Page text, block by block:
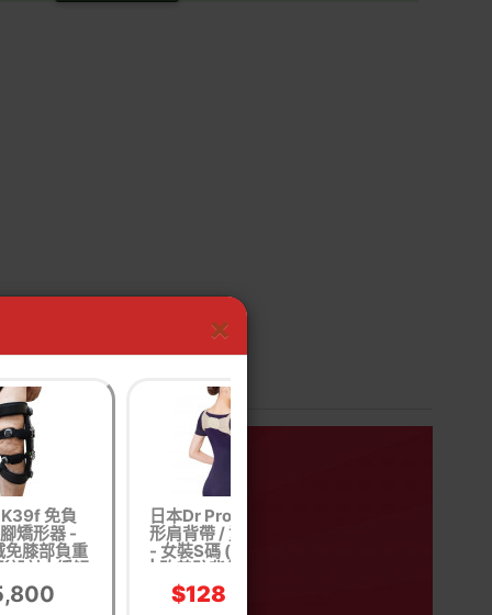
×
免負
矯形器 -
免膝部負重
設計 | 緩解
| 香港行
貨
日本Dr Pro 隱藏式矯
形肩背帶 / 童裝可用
- 女裝S碼 (NEE02S)
| 改善駝背保護脊椎 |
香港行貨
$128